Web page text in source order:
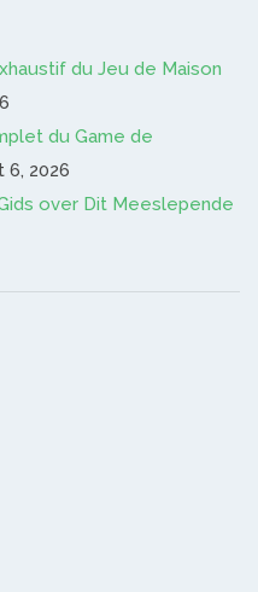
du Jeu de Maison
du Game de
6, 2026
over Dit Meeslepende